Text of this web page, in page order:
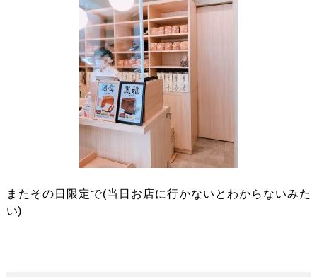
またその日限定で(当日お店に行かないとわからないみた
い)